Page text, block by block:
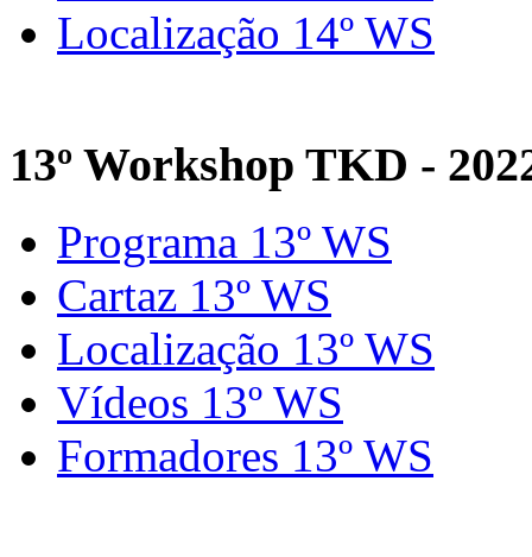
Localização 14º WS
13º Workshop TKD -
Programa 13º WS
Cartaz 13º WS
Localização 13º WS
Vídeos 13º WS
Formadores 13º WS